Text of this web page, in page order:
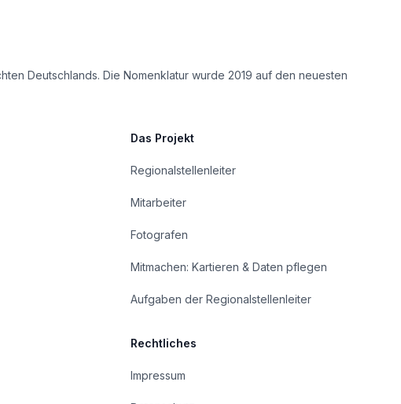
Deutschlands. Die Nomenklatur wurde 2019 auf den neuesten
Das Projekt
Regionalstellenleiter
Mitarbeiter
Fotografen
Mitmachen: Kartieren & Daten pflegen
Aufgaben der Regionalstellenleiter
Rechtliches
Impressum